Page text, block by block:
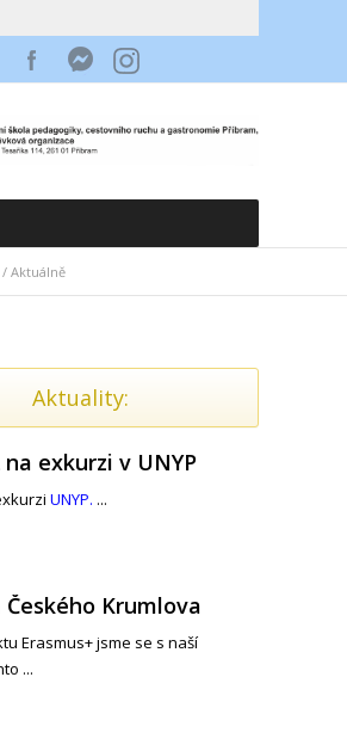
/ Aktuálně
Aktuality:
exkurzi v UNYP
UNYP. ...
Krumlova
Erasmus+ jsme se s naší
...